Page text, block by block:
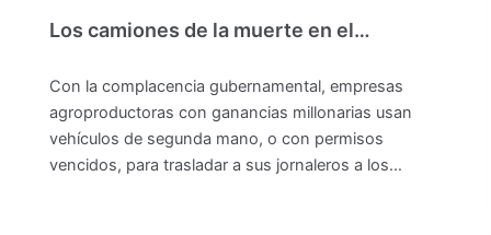
Los camiones de la muerte en el…
Con la complacencia gubernamental, empresas
agroproductoras con ganancias millonarias usan
vehículos de segunda mano, o con permisos
vencidos, para trasladar a sus jornaleros a los…